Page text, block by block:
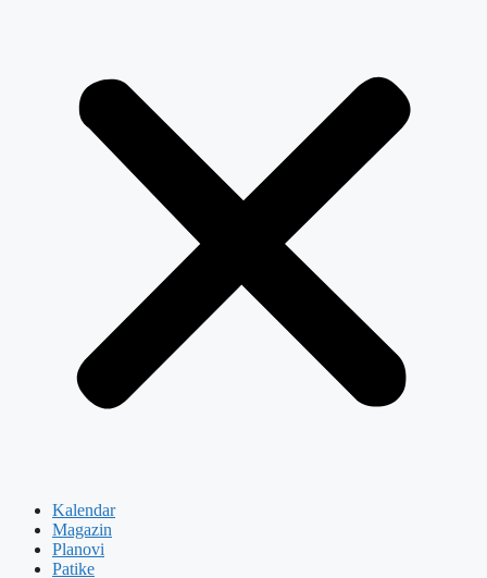
Kalendar
Magazin
Planovi
Patike